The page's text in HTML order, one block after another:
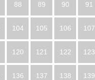
88 89 90 91
104 105 106 107
120 121 122 123
136 137 138 139